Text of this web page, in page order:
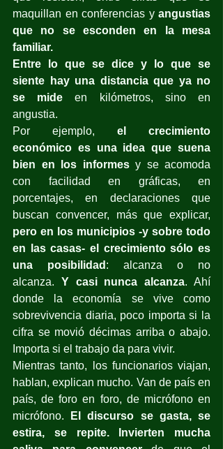
maquillan en conferencias y angustias
que no se esconden en la mesa
familiar.
Entre lo que se dice y lo que se
siente hay una distancia que ya no
se mide en kilómetros, sino en
angustia.
Por ejemplo, el crecimiento
económico es una idea que suena
bien en los informes y se acomoda
con facilidad en gráficas, en
porcentajes, en declaraciones que
pero en los municipios -y sobre todo
en las casas- el crecimiento sólo es
una posibilidad : alcanza o no
alcanza. Y casi nunca alcanza. Ahí
donde la economía se vive como
sobrevivencia diaria, poco importa si la
cifra se movió décimas arriba o abajo.
Importa si el trabajo da para vivir.
Mientras tanto, los funcionarios viajan,
hablan, explican mucho. Van de país en
país, de foro en foro, de micrófono en
micrófono.
El discurso se gasta, se
estira, se repite. Invierten mucha